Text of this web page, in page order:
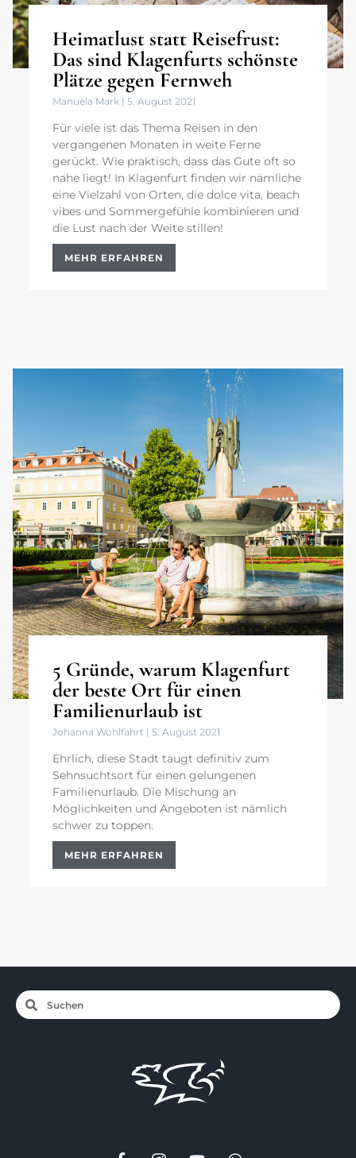
Heimatlust statt Reisefrust:
Das sind Klagenfurts schönste
Plätze gegen Fernweh
Manuela Mark 5. August 2021
Für viele ist das Thema Reisen in den
vergangenen Monaten in weite Ferne
gerückt. Wie praktisch, dass das Gute oft so
nahe liegt! In Klagenfurt finden wir nämliche
eine Vielzahl von Orten, die dolce vita, beach
vibes und Sommergefühle kombinieren und
die Lust nach der Weite stillen!
MEHR ERFAHREN
5 Gründe, warum Klagenfurt
der beste Ort für einen
Familienurlaub ist
Johanna Wohlfahrt 5. August 2021
Ehrlich, diese Stadt taugt definitiv zum
Sehnsuchtsort für einen gelungenen
Familienurlaub. Die Mischung an
Möglichkeiten und Angeboten ist nämlich
schwer zu toppen.
MEHR ERFAHREN